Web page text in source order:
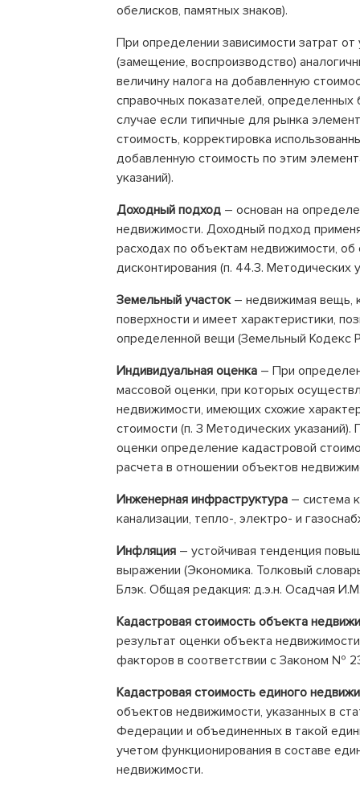
обелисков, памятных знаков).
При определении зависимости затрат
(замещение, воспроизводство)
величину налога на добавленную
справочных показателей,
случае если типичные для рынка
стоимость, корректировка
добавленную стоимость по этим
указаний).
Доходный подход – основан на
недвижимости. Доходный подход
расходах по объектам недвижимости, об
дисконтирования (п. 44.3. Методических
Земельный участок– недвижимая вещь,
поверхности и имеет характеристики,
определенной вещи (Земельный Кодекс
Индивидуальная оценка – При
массовой оценки, при которых
недвижимости, имеющих схожие
стоимости (п. 3 Методических
оценки определение кадастровой
расчета в отношении объектов
Инженерная инфраструктура – система
канализации, тепло-, электро- и
Инфляция – устойчивая тенденция
выражении (Экономика. Толковый
Блэк. Общая редакция: д.э.н. Осадчая
Кадастровая стоимость объекта
результат оценки объекта
факторов в соответствии с Законом №
Кадастровая стоимость единого
объектов недвижимости, указанных в
Федерации и объединенных в такой
учетом функционирования в составе
недвижимости.